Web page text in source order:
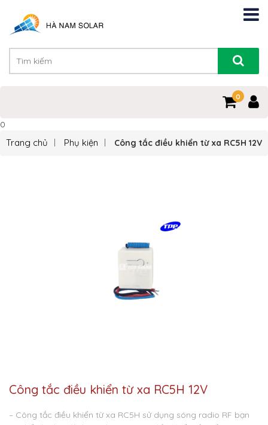
0
0
Trang chủ Phụ kiện Công tắc điều khiển từ xa RC5H 12V
Công tắc điều khiển từ xa RC5H 12V
– Công tắc điều khiển từ xa RC5H sử dụng sóng radio RF bạn